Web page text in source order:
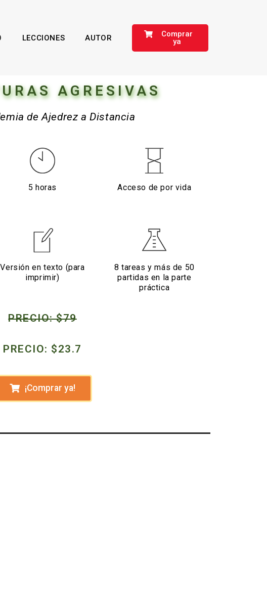
LECCIONES AUTOR
Comprar
ya
AGRESIVAS
de Ajedrez a Distancia
5 horas Acceso de por vida
Versión en texto (para
imprimir)
8 tareas y más de 50
partidas en la parte
práctica
PRECIO: $79
PRECIO: $23.7
¡Comprar ya!